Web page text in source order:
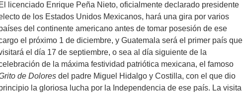
El licenciado Enrique Peña Nieto, oficialmente declarado presidente
de los Estados Unidos Mexicanos, hará una gira por varios
del continente americano antes de tomar posesión de ese
el próximo 1 de diciembre, y Guatemala será el primer país que
el día 17 de septiembre, o sea al día siguiente de la
de la máxima festividad patriótica mexicana, el famoso
de Dolores del padre Miguel Hidalgo y Costilla, con el que dio
la gloriosa lucha por la Independencia de ese país. La visita